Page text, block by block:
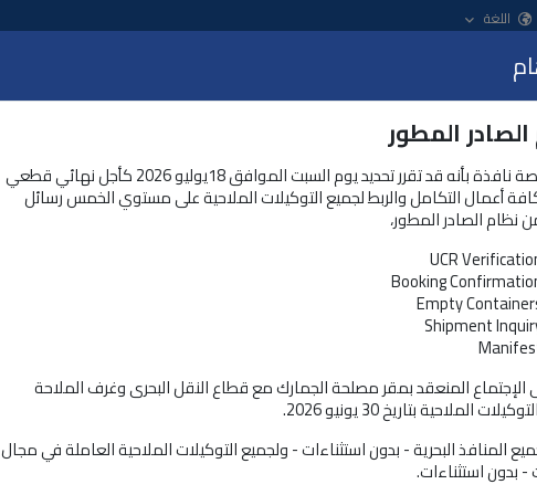
اللغة
الخدمات و المنتجات
إلكترونياً"
وأمان
المطور
تعلن منصة نافذة بأنه قد تقرر تحديد يوم السبت الموافق 18يوليو 2026 كأجل نهائي قطعي
أعمال التكامل والربط لجميع التوكيلات الملاحية على مستوي الخمس رسائل
نظام الصادر المطور،
UCR
Booking
Empty
Shipment
الإجتماع المنعقد بمقر مصلحة الجمارك مع قطاع النقل البحرى وغرف الملاحة
الملاحية بتاريخ 30 يونيو 2026.
المنافذ البحرية - بدون استثناءات - ولجميع التوكيلات الملاحية العاملة في مجال
- بدون استثناءات.